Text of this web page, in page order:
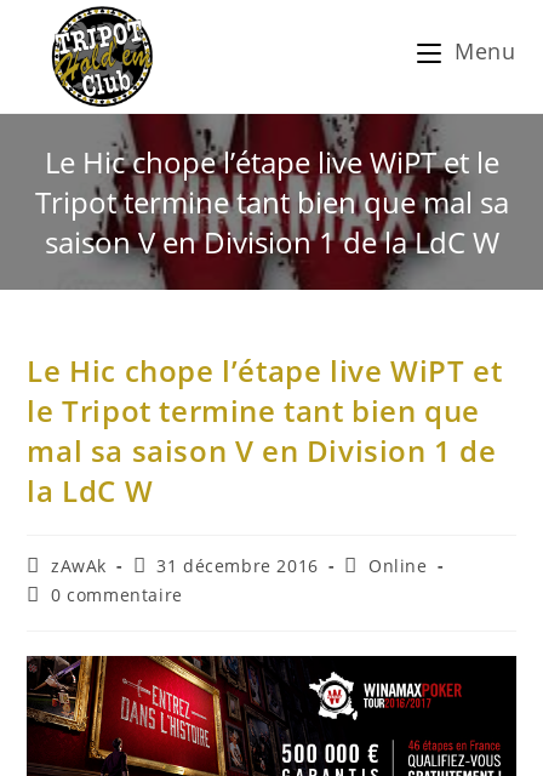
Menu
Le Hic chope l’étape live WiPT et le
Tripot termine tant bien que mal sa
saison V en Division 1 de la LdC W
Le Hic chope l’étape live WiPT et
le Tripot termine tant bien que
mal sa saison V en Division 1 de
la LdC W
zAwAk 31 décembre 2016
Online
0 commentaire